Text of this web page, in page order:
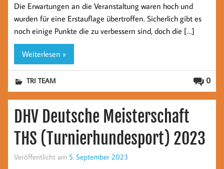
Die Erwartungen an die Veranstaltung waren hoch und
wurden für eine Erstauflage übertroffen. Sicherlich gibt es
noch einige Punkte die zu verbessern sind, doch die […]
Weiterlesen »
0
TRI TEAM
DHV Deutsche Meisterschaft
THS (Turnierhundesport) 2023
Veröffentlicht am 5. September 2023